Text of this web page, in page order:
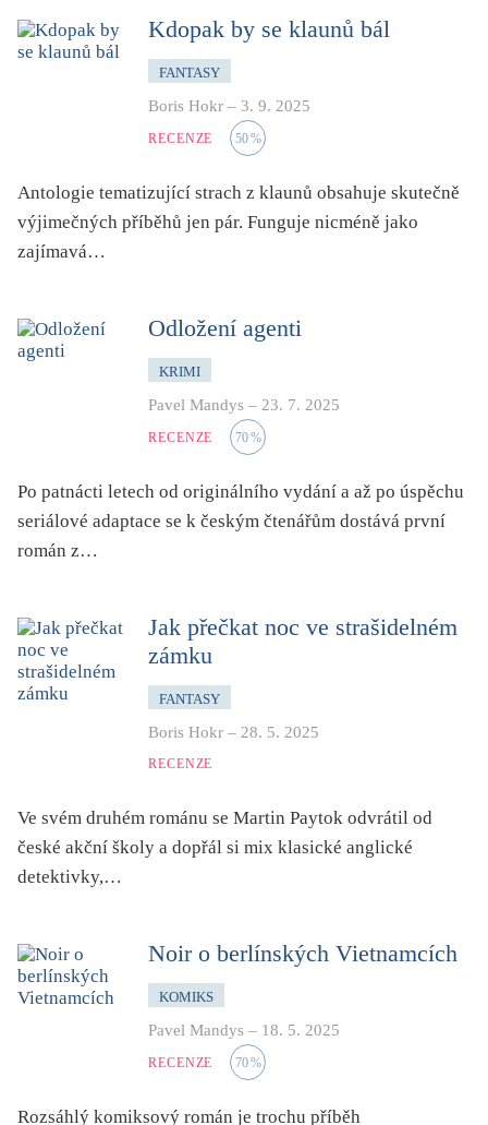
Kdopak by se klaunů bál
FANTASY
Boris Hokr – 3. 9. 2025
RECENZE 50%
Antologie tematizující strach z klaunů obsahuje skutečně
výjimečných příběhů jen pár. Funguje nicméně jako
zajímavá…
Odložení agenti
KRIMI
Pavel Mandys – 23. 7. 2025
RECENZE 70%
Po patnácti letech od originálního vydání a až po úspěchu
seriálové adaptace se k českým čtenářům dostává první
román z…
Jak přečkat noc ve strašidelném
zámku
FANTASY
Boris Hokr – 28. 5. 2025
RECENZE
Ve svém druhém románu se Martin Paytok odvrátil od
české akční školy a dopřál si mix klasické anglické
detektivky,…
Noir o berlínských Vietnamcích
KOMIKS
Pavel Mandys – 18. 5. 2025
RECENZE 70%
Rozsáhlý komiksový román je trochu příběh